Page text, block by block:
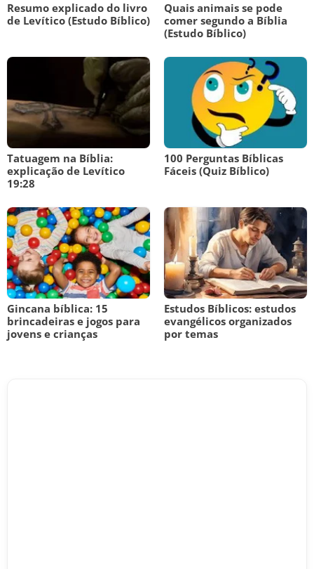
Resumo explicado do livro
de Levítico (Estudo Bíblico)
Quais animais se pode
comer segundo a Bíblia
(Estudo Bíblico)
Tatuagem na Bíblia:
explicação de Levítico
19:28
100 Perguntas Bíblicas
Fáceis (Quiz Bíblico)
Gincana bíblica: 15
brincadeiras e jogos para
jovens e crianças
Estudos Bíblicos: estudos
evangélicos organizados
por temas